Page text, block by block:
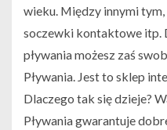
wieku. Między innymi
soczewki kontaktowe itp.
pływania możesz zaś
Pływania. Jest to sklep
Dlaczego tak się dzieje?
Pływania gwarantuje